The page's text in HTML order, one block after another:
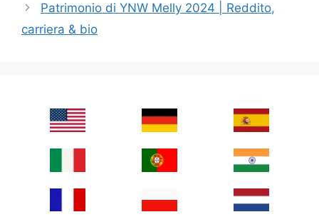
Patrimonio di YNW Melly 2024 | Reddito,
carriera & bio